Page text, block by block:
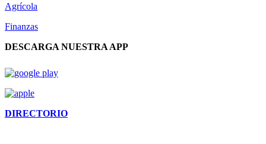
Agrícola
Finanzas
DESCARGA NUESTRA APP
DIRECTORIO